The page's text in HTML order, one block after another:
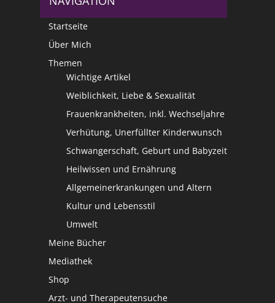
Startseite
Über Mich
Themen
Wichtige Artikel
Weiblichkeit, Liebe & Sexualität
Frauenkrankheiten, inkl. Wechseljahre
Verhütung, Unerfüllter Kinderwunsch
Schwangerschaft, Geburt und Babyzeit
Heilwissen und Ernährung
Allgemeinerkrankungen und Altern
Kultur und Lebensstil
Umwelt
Meine Bücher
Mediathek
Shop
Arzt- und Therapeutensuche